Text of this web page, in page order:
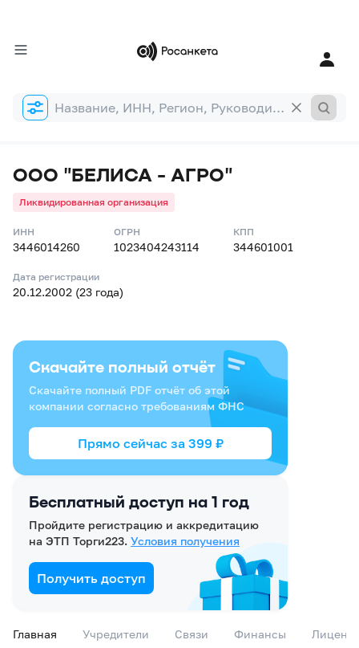
Форма
поиска
ООО "БЕЛИСА - АГРО"
Ликвидированная организация
ИНН
3446014260
ОГРН
1023404243114
КПП
344601001
Дата регистрации
20.12.2002 (23 года)
Бесплатный доступ на 1 год
Пройдите регистрацию и аккредитацию
на ЭТП Торги223. Условия получения
Получить доступ
Скачайте полный отчёт
Скачайте полный PDF отчёт об этой
компании согласно требованиям ФНС
Прямо сейчас за 399 ₽
Главная Учредители Связи Финансы